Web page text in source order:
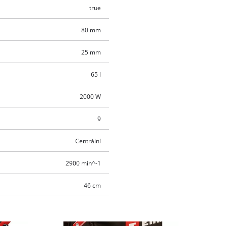
true
80 mm
25 mm
65 l
2000 W
9
Centrální
2900 min^-1
46 cm